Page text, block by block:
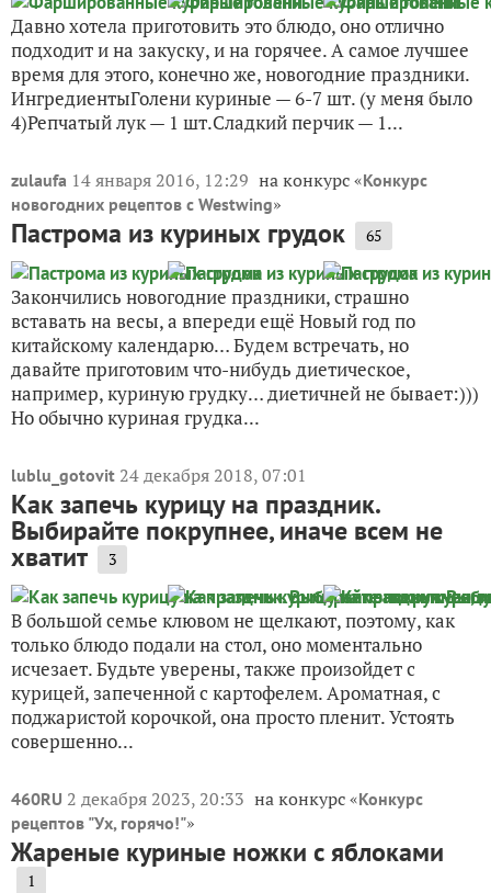
Давно хотела приготовить это блюдо, оно отлично
подходит и на закуску, и на горячее. А самое лучшее
время для этого, конечно же, новогодние праздники.
ИнгредиентыГолени куриные — 6-7 шт. (у меня было
4)Репчатый лук — 1 шт.Сладкий перчик — 1...
zulaufa 14 января 2016, 12:29 на конкурс «Конкурс
новогодних рецептов с Westwing»
Пастрома из куриных грудок 65
Закончились новогодние праздники, страшно
вставать на весы, а впереди ещё Новый год по
китайскому календарю… Будем встречать, но
давайте приготовим что-нибудь диетическое,
например, куриную грудку… диетичней не бывает:)))
Но обычно куриная грудка...
lublu_gotovit 24 декабря 2018, 07:01
Как запечь курицу на праздник.
Выбирайте покрупнее, иначе всем не
хватит 3
В большой семье клювом не щелкают, поэтому, как
только блюдо подали на стол, оно моментально
исчезает. Будьте уверены, также произойдет с
курицей, запеченной с картофелем. Ароматная, с
поджаристой корочкой, она просто пленит. Устоять
совершенно...
460RU 2 декабря 2023, 20:33 на конкурс «Конкурс
рецептов "Ух, горячо!"»
Жареные куриные ножки с яблоками
1